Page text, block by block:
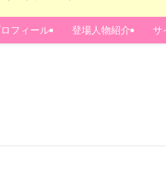
フィール 登場人物紹介 サ